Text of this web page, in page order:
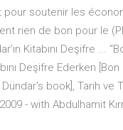
pour soutenir les
rien de bon pour le
Kitabını Deşifre ...
Deşifre Ederken
book], Tarih ve
- with Abdulhamit